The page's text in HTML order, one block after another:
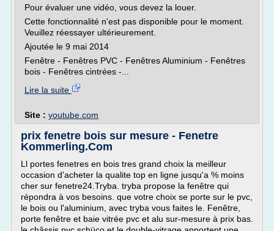
Pour évaluer une vidéo, vous devez la louer.
Cette fonctionnalité n'est pas disponible pour le moment.
Veuillez réessayer ultérieurement.
Ajoutée le 9 mai 2014
Fenêtre - Fenêtres PVC - Fenêtres Aluminium - Fenêtres
bois - Fenêtres cintrées -...
Lire la suite
Site : youtube.com
prix fenetre bois sur mesure - Fenetre
Kommerling.Com
Ll portes fenetres en bois tres grand choix la meilleur
occasion d'acheter la qualite top en ligne jusqu'a % moins
cher sur fenetre24.Tryba. tryba propose la fenêtre qui
répondra à vos besoins. que votre choix se porte sur le pvc,
le bois ou l'aluminium, avec tryba vous faites le. Fenêtre,
porte fenêtre et baie vitrée pvc et alu sur-mesure à prix bas.